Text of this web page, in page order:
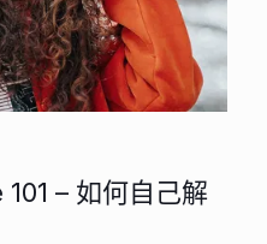
– 如何自己解